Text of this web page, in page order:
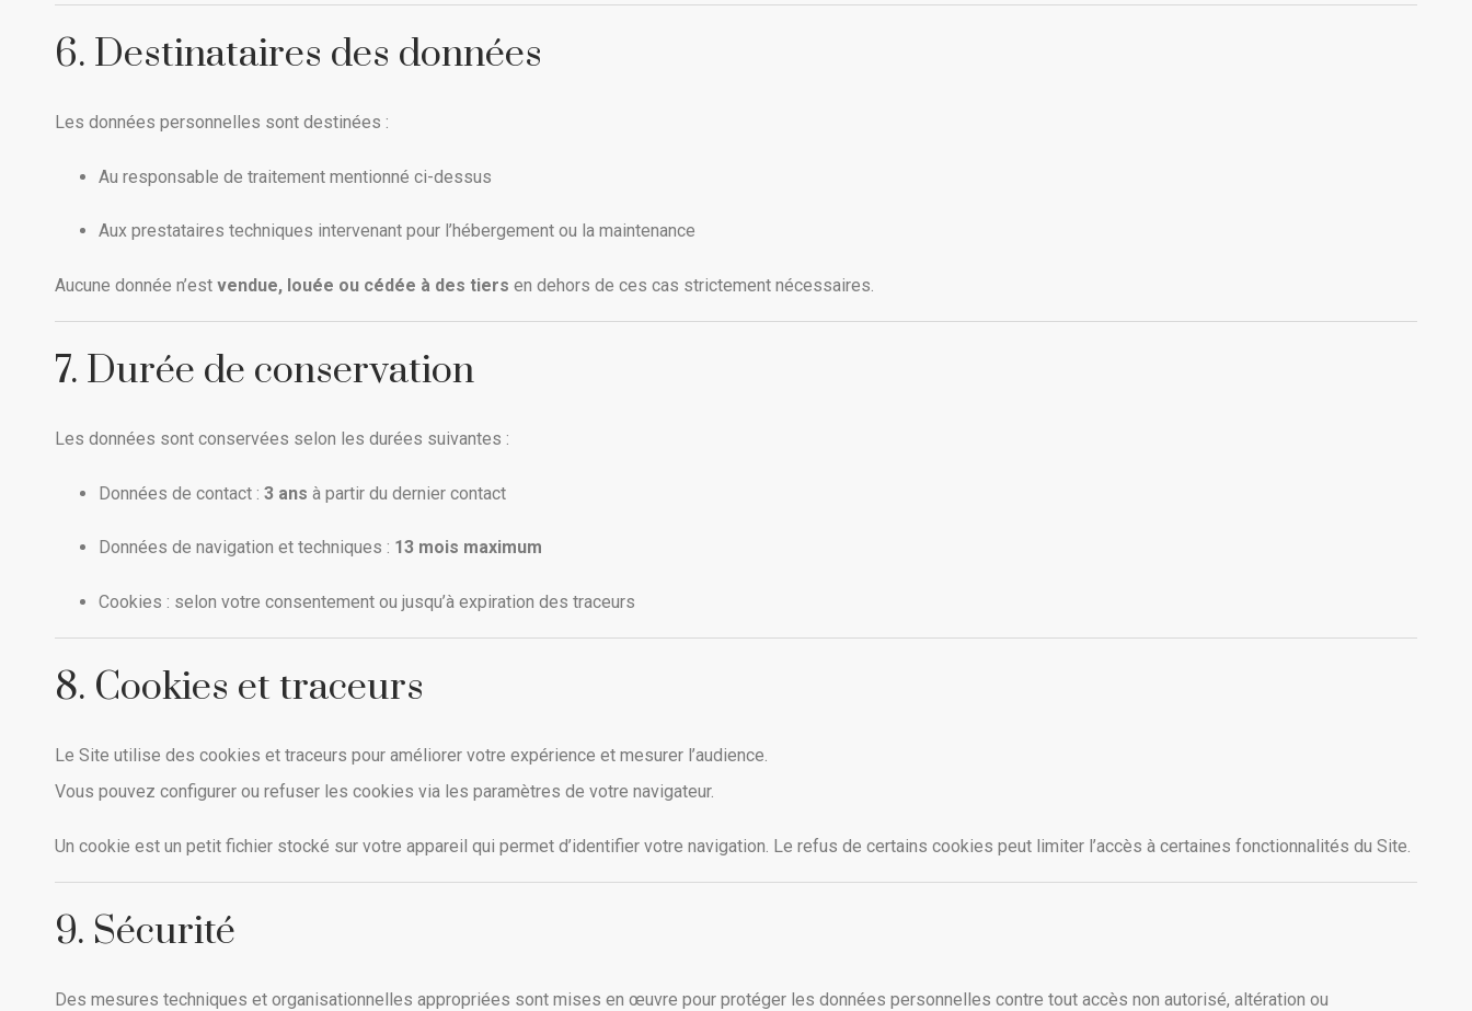
6. Destinataires des données
Les données personnelles sont destinées :
Au responsable de traitement mentionné ci-dessus
Aux prestataires techniques intervenant pour l’hébergement ou la maintenance
Aucune donnée n’est vendue, louée ou cédée à des tiers en dehors de ces cas strictement nécessaires.
7. Durée de conservation
Les données sont conservées selon les durées suivantes :
Données de contact : 3 ans à partir du dernier contact
Données de navigation et techniques : 13 mois maximum
Cookies : selon votre consentement ou jusqu’à expiration des traceurs
8. Cookies et traceurs
Le Site utilise des cookies et traceurs pour améliorer votre expérience et mesurer l’audience.
Vous pouvez configurer ou refuser les cookies via les paramètres de votre navigateur.
Un cookie est un petit fichier stocké sur votre appareil qui permet d’identifier votre navigation. Le refus de certains cookies peut limiter l’accès à certaines fonctionnalités du Site.
9. Sécurité
Des mesures techniques et organisationnelles appropriées sont mises en œuvre pour protéger les données personnelles contre tout accès non autorisé, altération ou